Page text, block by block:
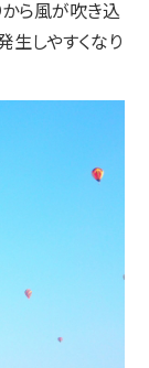
ら風が吹き込
生しやすくなり